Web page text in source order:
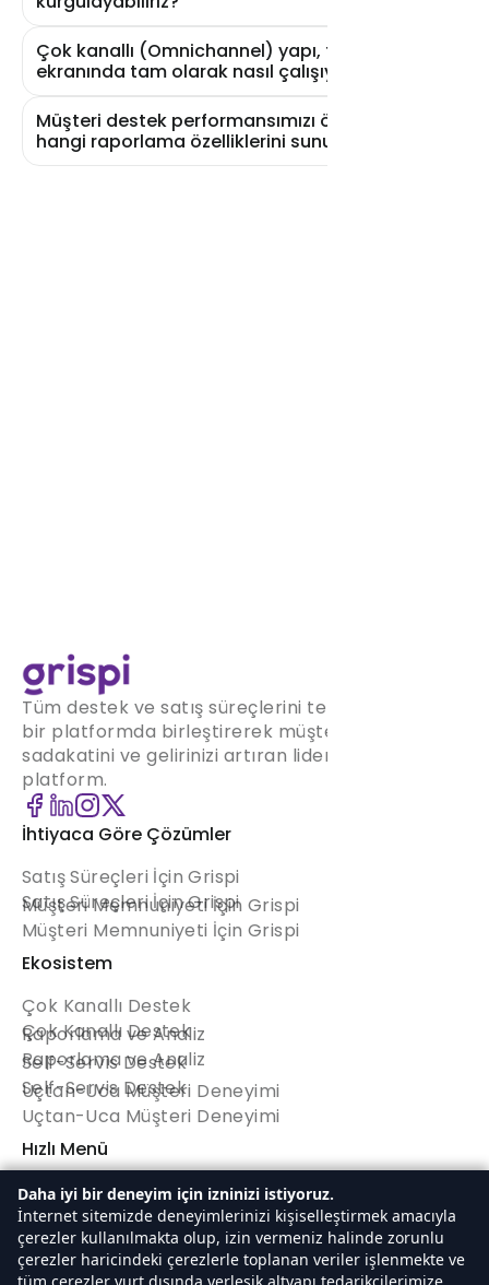
Çok kanallı (Omnichannel) yapı, temsilci
ekranında tam olarak nasıl çalışıyor?
Müşteri destek performansımızı ölçmek için
hangi raporlama özelliklerini sunuyorsunuz?
Tüm destek ve satış süreçlerini tek
bir platformda birleştirerek müşteri
sadakatini ve gelirinizi artıran lider
platform.
İhtiyaca Göre Çözümler
Satış Süreçleri İçin Grispi
Satış Süreçleri İçin Grispi
Müşteri Memnuniyeti İçin Grispi
Müşteri Memnuniyeti İçin Grispi
Ekosistem
Çok Kanallı Destek
Çok Kanallı Destek
Raporlama ve Analiz
Raporlama ve Analiz
Self-Servis Destek
Self-Servis Destek
Uçtan-Uca Müşteri Deneyimi
Uçtan-Uca Müşteri Deneyimi
Hızlı Menü
Anasayfa
Anasayfa
Hakkımızda
Hakkımızda
Fiyatlandırma
Fiyatlandırma
Ücretsiz Deneyin
Daha iyi bir deneyim için izninizi istiyoruz.
İnternet sitemizde deneyimlerinizi kişiselleştirmek amacıyla
çerezler kullanılmakta olup, izin vermeniz halinde zorunlu
çerezler haricindeki çerezlerle toplanan veriler işlenmekte ve